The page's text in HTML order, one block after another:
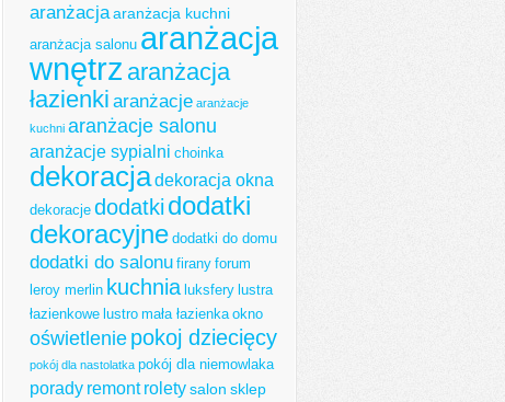
aranżacjaaranżacja kuchni
aranżacja salonu aranżacja
wnętrz aranżacja
łazienki aranżacje aranżacje
kuchni aranżacje salonu
aranżacje sypialni choinka
dekoracjadekoracja okna
dekoracje dodatkidodatki
dekoracyjne dodatki do domu
dodatki do salonu firany forum
leroy merlin kuchnia luksfery lustra
łazienkowe lustro mała łazienka okno
oświetlenie pokoj dziecięcy
pokój dla nastolatka pokój dla niemowlaka
porady remont roletysalon sklep